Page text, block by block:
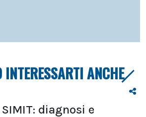
INTERESSARTI ANCHE
diagnosi e